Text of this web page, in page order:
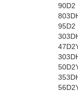
90D2
95D2